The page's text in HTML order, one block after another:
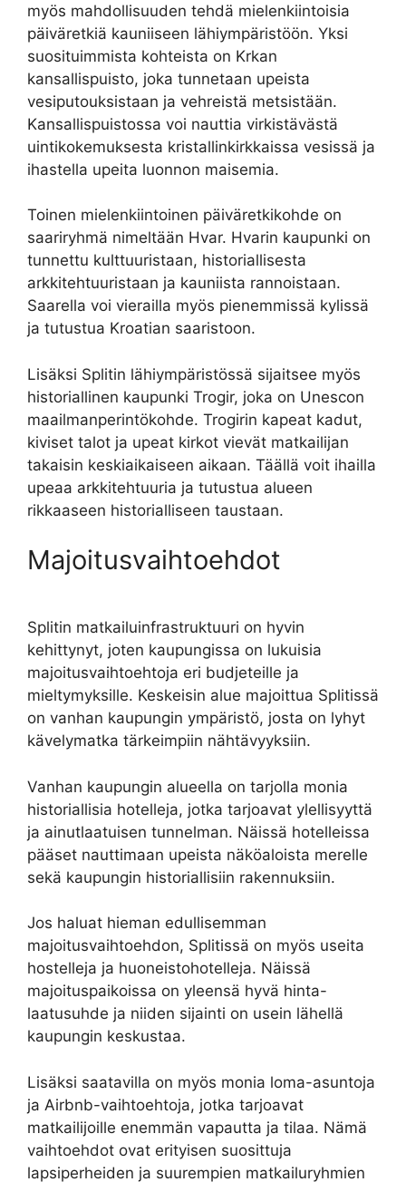
myös mahdollisuuden tehdä mielenkiintoisia
päiväretkiä kauniiseen lähiympäristöön. Yksi
suosituimmista kohteista on Krkan
kansallispuisto, joka tunnetaan upeista
vesiputouksistaan ja vehreistä metsistään.
Kansallispuistossa voi nauttia virkistävästä
uintikokemuksesta kristallinkirkkaissa vesissä ja
ihastella upeita luonnon maisemia.
Toinen mielenkiintoinen päiväretkikohde on
saariryhmä nimeltään Hvar. Hvarin kaupunki on
tunnettu kulttuuristaan, historiallisesta
arkkitehtuuristaan ja kauniista rannoistaan.
Saarella voi vierailla myös pienemmissä kylissä
ja tutustua Kroatian saaristoon.
Lisäksi Splitin lähiympäristössä sijaitsee myös
historiallinen kaupunki Trogir, joka on Unescon
maailmanperintökohde. Trogirin kapeat kadut,
kiviset talot ja upeat kirkot vievät matkailijan
takaisin keskiaikaiseen aikaan. Täällä voit ihailla
upeaa arkkitehtuuria ja tutustua alueen
rikkaaseen historialliseen taustaan.
Majoitusvaihtoehdot
Splitin matkailuinfrastruktuuri on hyvin
kehittynyt, joten kaupungissa on lukuisia
majoitusvaihtoehtoja eri budjeteille ja
mieltymyksille. Keskeisin alue majoittua Splitissä
on vanhan kaupungin ympäristö, josta on lyhyt
kävelymatka tärkeimpiin nähtävyyksiin.
Vanhan kaupungin alueella on tarjolla monia
historiallisia hotelleja, jotka tarjoavat ylellisyyttä
ja ainutlaatuisen tunnelman. Näissä hotelleissa
pääset nauttimaan upeista näköaloista merelle
sekä kaupungin historiallisiin rakennuksiin.
Jos haluat hieman edullisemman
majoitusvaihtoehdon, Splitissä on myös useita
hostelleja ja huoneistohotelleja. Näissä
majoituspaikoissa on yleensä hyvä hinta-
laatusuhde ja niiden sijainti on usein lähellä
kaupungin keskustaa.
Lisäksi saatavilla on myös monia loma-asuntoja
ja Airbnb-vaihtoehtoja, jotka tarjoavat
matkailijoille enemmän vapautta ja tilaa. Nämä
vaihtoehdot ovat erityisen suosittuja
lapsiperheiden ja suurempien matkailuryhmien